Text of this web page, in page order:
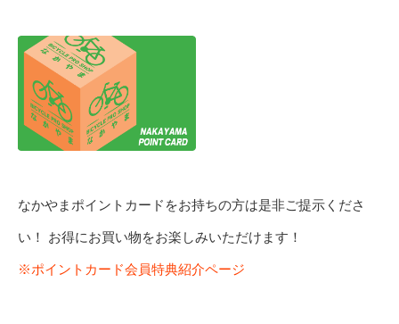
なかやまポイントカードをお持ちの方は是非ご提示くださ
い！ お得にお買い物をお楽しみいただけます！
※ポイントカード会員特典紹介ページ